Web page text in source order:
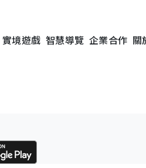
實境遊戲 智慧導覽 企業合作 關